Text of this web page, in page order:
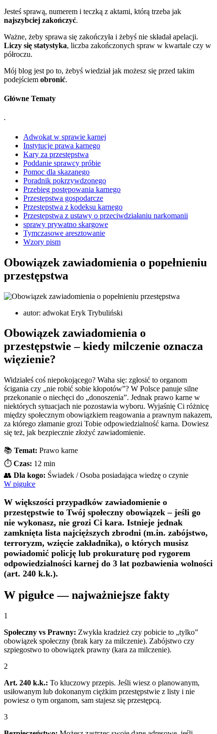
Jesteś sprawą, numerem i teczką z aktami, którą trzeba jak
najszybciej zakończyć.
Ważne, żeby sprawa się zakończyła i żebyś nie składał apelacji.
Liczy się statystyka, liczba zakończonych spraw w kwartale czy w
półroczu.
Mój blog jest po to, żebyś wiedział jak możesz się przed takim
podejściem obronić.
Główne Tematy
.
Adwokat w sprawie karnej
Instytucje prawa karnego
Kary za przestępstwa
Poddanie sprawcy próbie
Pomoc dla skazanego
Poradnik pokrzywdzonego
Przebieg postępowania karnego
Przestępstwa gospodarcze
Przestępstwa z kodeksu karnego
Przestępstwa z ustawy o przeciwdziałaniu narkomanii
sprawy prywatno skargowe
Tymczasowe aresztowanie
Wzory pism
Obowiązek zawiadomienia o popełnieniu
przestępstwa
autor: adwokat Eryk Trybuliński
Obowiązek zawiadomienia o
przestępstwie – kiedy milczenie oznacza
więzienie?
Widziałeś coś niepokojącego? Waha się: zgłosić to organom
ścigania czy „nie robić sobie kłopotów”? W Polsce panuje silne
przekonanie o niechęci do „donoszenia”. Jednak prawo karne w
niektórych sytuacjach nie pozostawia wyboru. Wyjaśnię Ci różnicę
między społecznym obowiązkiem reagowania a prawnym nakazem,
za którego złamanie grozi Tobie odpowiedzialność karna. Dowiesz
się też, jak bezpiecznie złożyć zawiadomienie.
📚 Temat: Prawo karne
⏱️ Czas: 12 min
👥 Dla kogo: Świadek / Osoba posiadająca wiedzę o czynie
W pigułce
W większości przypadków zawiadomienie o
przestępstwie to Twój społeczny obowiązek – jeśli go
nie wykonasz, nie grozi Ci kara. Istnieje jednak
zamknięta lista najcięższych zbrodni (m.in. zabójstwo,
terroryzm, wzięcie zakładnika), o których musisz
powiadomić policję lub prokuraturę pod rygorem
odpowiedzialności karnej do 3 lat pozbawienia wolności
(art. 240 k.k.).
W pigułce — najważniejsze fakty
1
Społeczny vs Prawny: Zwykła kradzież czy pobicie to „tylko”
obowiązek społeczny (brak kary za milczenie). Zabójstwo czy
szpiegostwo to obowiązek prawny (kara za milczenie).
2
Art. 240 k.k.: To kluczowy przepis. Jeśli wiesz o planowanym,
usiłowanym lub dokonanym ciężkim przestępstwie z listy i nie
powiesz o tym organom, sam stajesz się przestępcą.
3